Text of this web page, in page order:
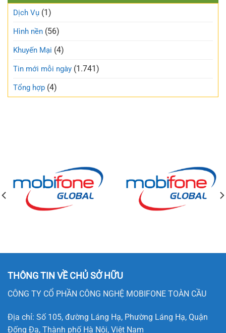
Dịch Vụ (1)
Hình nền (56)
Khuyến Mại (4)
Tin mới mỗi ngày (1.741)
Tổng hợp (4)
THÔNG TIN VỀ CHỦ SỞ HỮU
CÔNG TY CỔ PHẦN CÔNG NGHỆ MOBIFONE TOÀN CẦU
Địa chỉ: Số 105, đường Láng Hạ, Phường Láng Hạ, Quận
Đống Đa, Thành phố Hà Nội, Việt Nam